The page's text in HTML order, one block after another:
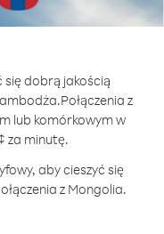
się dobrą jakością
Połączenia z
lub komórkowym w
za minutę.
aby cieszyć się
z Mongolia.